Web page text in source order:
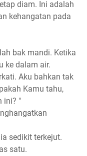
diam. Ini adalah
kehangatan pada
bak mandi. Ketika
ke dalam air.
Aku bahkan tak
Kamu tahu,
ini? "
sedikit terkejut.
satu.